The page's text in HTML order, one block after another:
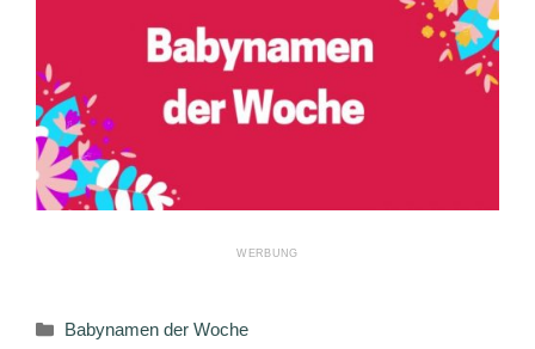
Kategorien
Babynamen der Woche